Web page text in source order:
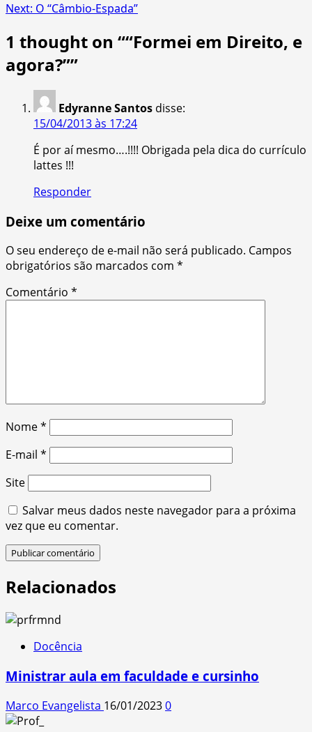
navigation
Next: O “Câmbio-Espada”
1 thought on ““Formei em Direito, e
agora?””
Edyranne Santos disse:
15/04/2013 às 17:24
É por aí mesmo….!!!! Obrigada pela dica do currículo
lattes !!!
Responder
Deixe um comentário
O seu endereço de e-mail não será publicado. Campos
obrigatórios são marcados com *
Comentário *
Nome*
E-mail *
Site
Salvar meus dados neste navegador para a próxima
vez que eu comentar.
Relacionados
Docência
Ministrar aula em faculdade e cursinho
Marco Evangelista 16/01/20230